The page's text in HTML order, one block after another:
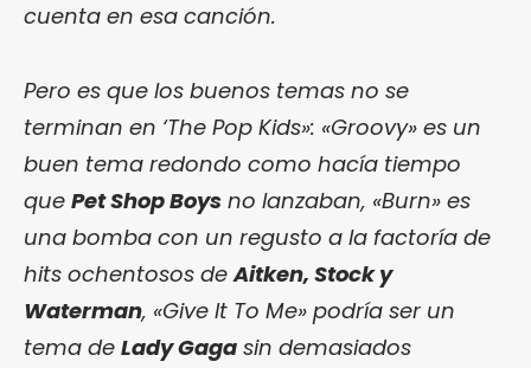
cuenta en esa canción.
Pero es que los buenos temas no se
terminan en ‘The Pop Kids»: «Groovy» es un
buen tema redondo como hacía tiempo
que Pet Shop Boys no lanzaban, «Burn» es
una bomba con un regusto a la factoría de
hits ochentosos deAitken, Stock y
Waterman, «Give It To Me» podría ser un
tema de Lady Gaga sin demasiados